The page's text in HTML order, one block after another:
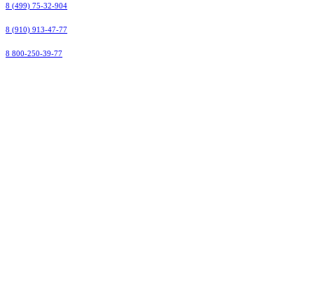
8 (499) 75-32-904
8 (910) 913-47-77
8 800-250-39-77